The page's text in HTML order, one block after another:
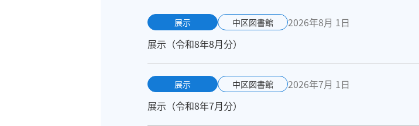
展示 中区図書館
2026年8月 1日
展示（令和8年8月分）
展示 中区図書館
2026年7月 1日
展示（令和8年7月分）